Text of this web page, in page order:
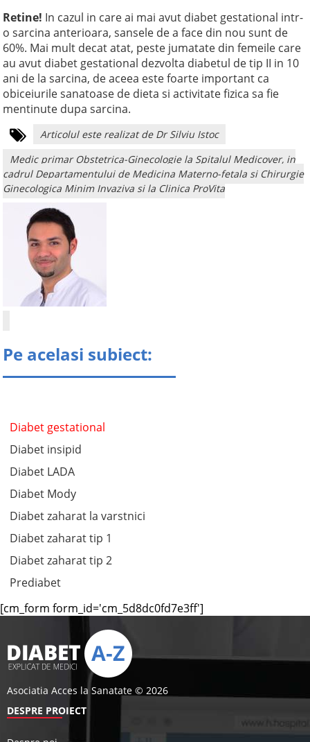
Retine! In cazul in care ai mai avut diabet gestational intr-
o sarcina anterioara, sansele de a face din nou sunt de
60%. Mai mult decat atat, peste jumatate din femeile care
au avut diabet gestational dezvolta diabetul de tip II in 10
ani de la sarcina, de aceea este foarte important ca
obiceiurile sanatoase de dieta si activitate fizica sa fie
mentinute dupa sarcina.
Articolul este realizat de Dr Silviu Istoc
Medic primar Obstetrica-Ginecologie la Spitalul Medicover, in
cadrul Departamentului de Medicina Materno-fetala si Chirurgie
Ginecologica Minim Invaziva si la Clinica ProVita
Pe acelasi subiect:
Diabet gestational
Diabet insipid
Diabet LADA
Diabet Mody
Diabet zaharat la varstnici
Diabet zaharat tip 1
Diabet zaharat tip 2
Prediabet
[cm_form form_id='cm_5d8dc0fd7e3ff']
Asociatia Acces la Sanatate © 2026
DESPRE PROIECT